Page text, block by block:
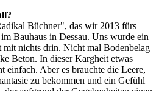
Büchner", das wir 2013 fürs
Bauhaus in Dessau. Uns wurde ein
mit nichts drin. Nicht mal Bodenbelag
Beton. In dieser Kargheit etwas
einfach. Aber es brauchte die Leere,
zu bekommen und ein Gefühl